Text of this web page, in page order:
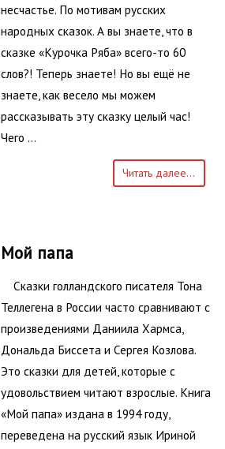
несчастье. По мотивам русских
народных сказок. А вы знаете, что в
сказке «Курочка Ряба» всего-то 60
слов?! Теперь знаете! Но вы ещё не
знаете, как весело мы можем
рассказывать эту сказку целый час!
Чего …
Читать далее...
Мой папа
Сказки голландского писателя Тона
Теллегена в России часто сравнивают с
произведениями Даниила Хармса,
Дональда Биссета и Сергея Козлова.
Это сказки для детей, которые с
удовольствием читают взрослые. Книга
«Мой папа» издана в 1994 году,
переведена на русский язык Ириной